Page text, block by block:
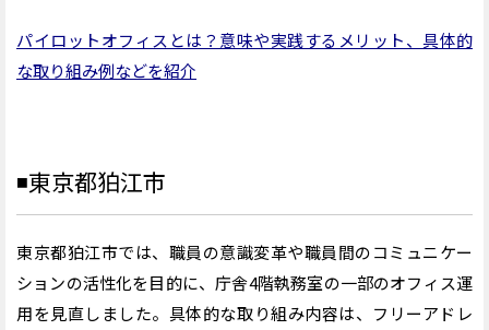
パイロットオフィスとは？意味や実践するメリット、具体的
な取り組み例などを紹介
◾️東京都狛江市
東京都狛江市では、職員の意識変革や職員間のコミュニケー
ションの活性化を目的に、庁舎4階執務室の一部のオフィス運
用を見直しました。具体的な取り組み内容は、フリーアドレ